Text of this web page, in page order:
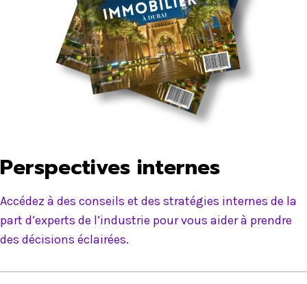
Perspectives internes
Accédez à des conseils et des stratégies internes de la
part d’experts de l’industrie pour vous aider à prendre
des décisions éclairées.